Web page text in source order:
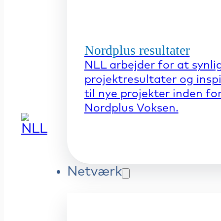
Nordplus resultater
NLL arbejder for at
projektresultater og
til nye projekter inden
Nordplus Voksen.
Netværk